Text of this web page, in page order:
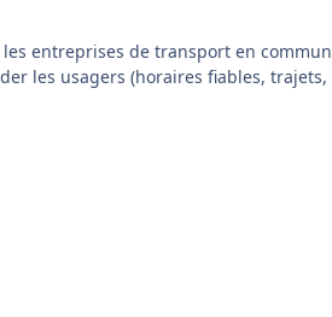
entreprises de transport en commun
les usagers (horaires fiables, trajets,